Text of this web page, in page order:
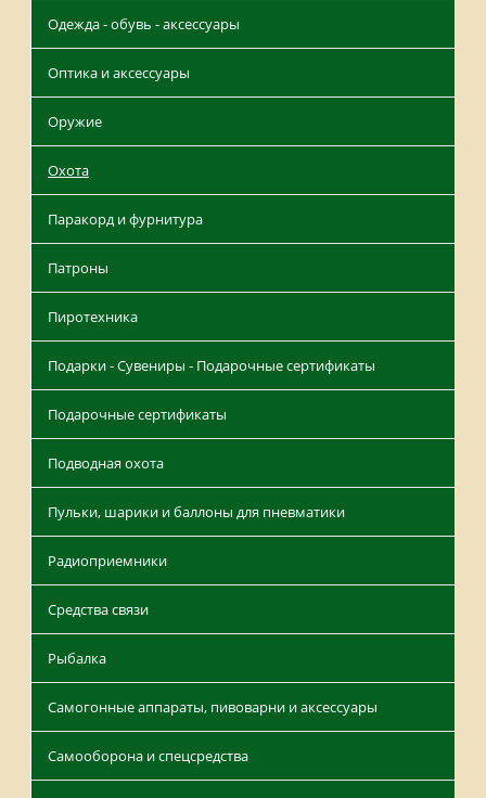
Одежда - обувь - аксессуары
Оптика и аксессуары
Оружие
Охота
Паракорд и фурнитура
Патроны
Пиротехника
Подарки - Сувениры - Подарочные сертификаты
Подарочные сертификаты
Подводная охота
Пульки, шарики и баллоны для пневматики
Радиоприемники
Средства связи
Рыбалка
Самогонные аппараты, пивоварни и аксессуары
Самооборона и спецсредства